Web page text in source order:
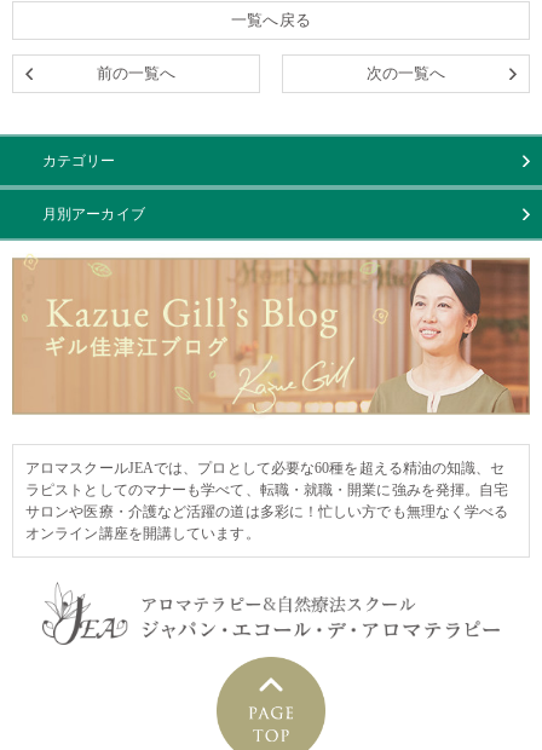
前の一覧へ 次の一覧へ
一覧へ戻る
カテゴリー
月別アーカイブ
アロマスクールJEAでは、プロとして必要な60種を超える精油の知識、セ
ラピストとしてのマナーも学べて、転職・就職・開業に強みを発揮。自宅
サロンや医療・介護など活躍の道は多彩に！忙しい方でも無理なく学べる
オンライン講座を開講しています。